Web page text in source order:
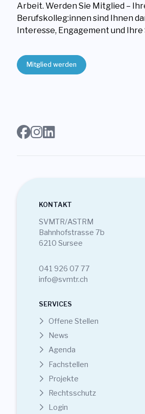
Arbeit. Werden Sie Mitglied –
Berufskolleg:innen sind Ihnen
Interesse, Engagement und
Mitglied werden
KONTAKT
SVMTR/ASTRM
Bahnhofstrasse 7b
6210 Sursee
041 926 07 77
info@svmtr.ch
SERVICES
Offene Stellen
News
Agenda
Fachstellen
Projekte
Rechtsschutz
Login